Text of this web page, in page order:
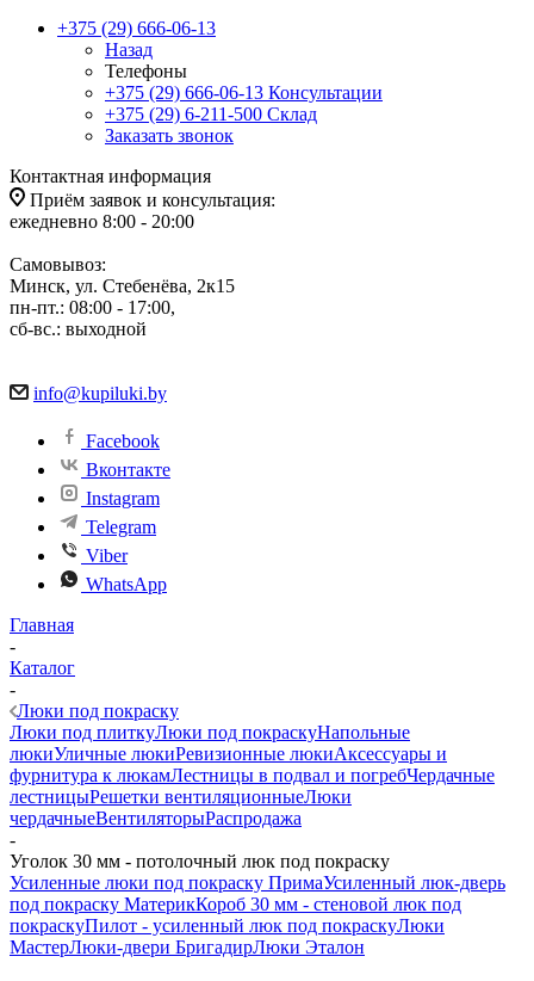
+375 (29) 666-06-13
Назад
Телефоны
+375 (29) 666-06-13 Консультации
+375 (29) 6-211-500 Склад
Заказать звонок
Контактная информация
Приём заявок и консультация:
ежедневно 8:00 - 20:00
Самовывоз:
Минск, ул. Стебенёва, 2к15
пн-пт.: 08:00 - 17:00,
сб-вс.: выходной
info@kupiluki.by
Facebook
Вконтакте
Instagram
Telegram
Viber
WhatsApp
Главная
-
Каталог
-
Люки под покраску
Люки под плиткуЛюки под покраскуНапольные
люкиУличные люкиРевизионные люкиАксессуары и
фурнитура к люкамЛестницы в подвал и погребЧердачные
лестницыРешетки вентиляционныеЛюки
чердачныеВентиляторыРаспродажа
-
Уголок 30 мм - потолочный люк под покраску
Усиленные люки под покраску ПримаУсиленный люк-дверь
под покраску МатерикКороб 30 мм - стеновой люк под
покраскуПилот - усиленный люк под покраскуЛюки
МастерЛюки-двери БригадирЛюки Эталон